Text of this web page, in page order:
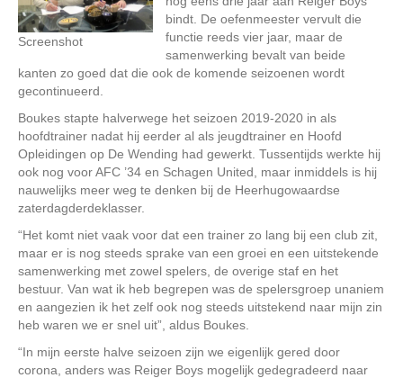
Screenshot
bindt. De oefenmeester vervult die
functie reeds vier jaar, maar de
samenwerking bevalt van beide
kanten zo goed dat die ook de komende seizoenen wordt
gecontinueerd.
Boukes stapte halverwege het seizoen 2019-2020 in als
hoofdtrainer nadat hij eerder al als jeugdtrainer en Hoofd
Opleidingen op De Wending had gewerkt. Tussentijds werkte hij
ook nog voor AFC ’34 en Schagen United, maar inmiddels is hij
nauwelijks meer weg te denken bij de Heerhugowaardse
zaterdagderdeklasser.
“Het komt niet vaak voor dat een trainer zo lang bij een club zit,
maar er is nog steeds sprake van een groei en een uitstekende
samenwerking met zowel spelers, de overige staf en het
bestuur. Van wat ik heb begrepen was de spelersgroep unaniem
en aangezien ik het zelf ook nog steeds uitstekend naar mijn zin
heb waren we er snel uit”, aldus Boukes.
“In mijn eerste halve seizoen zijn we eigenlijk gered door
corona, anders was Reiger Boys mogelijk gedegradeerd naar